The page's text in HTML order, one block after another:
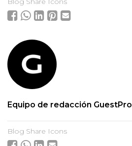
Equipo de redacción GuestPro
Blog Share Icons